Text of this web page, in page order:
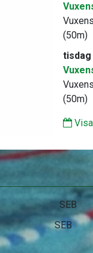
(50m)
tisdag
(50m)
Visa